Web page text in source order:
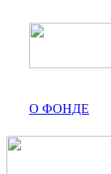
О ФОНДЕ